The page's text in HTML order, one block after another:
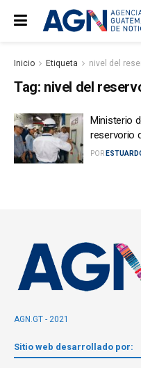
Inicio Etiqueta nivel del
Tag: nivel del
Ministerio
reservorio
POR
AGN.GT - 2021
Sitio web desarrollado por: